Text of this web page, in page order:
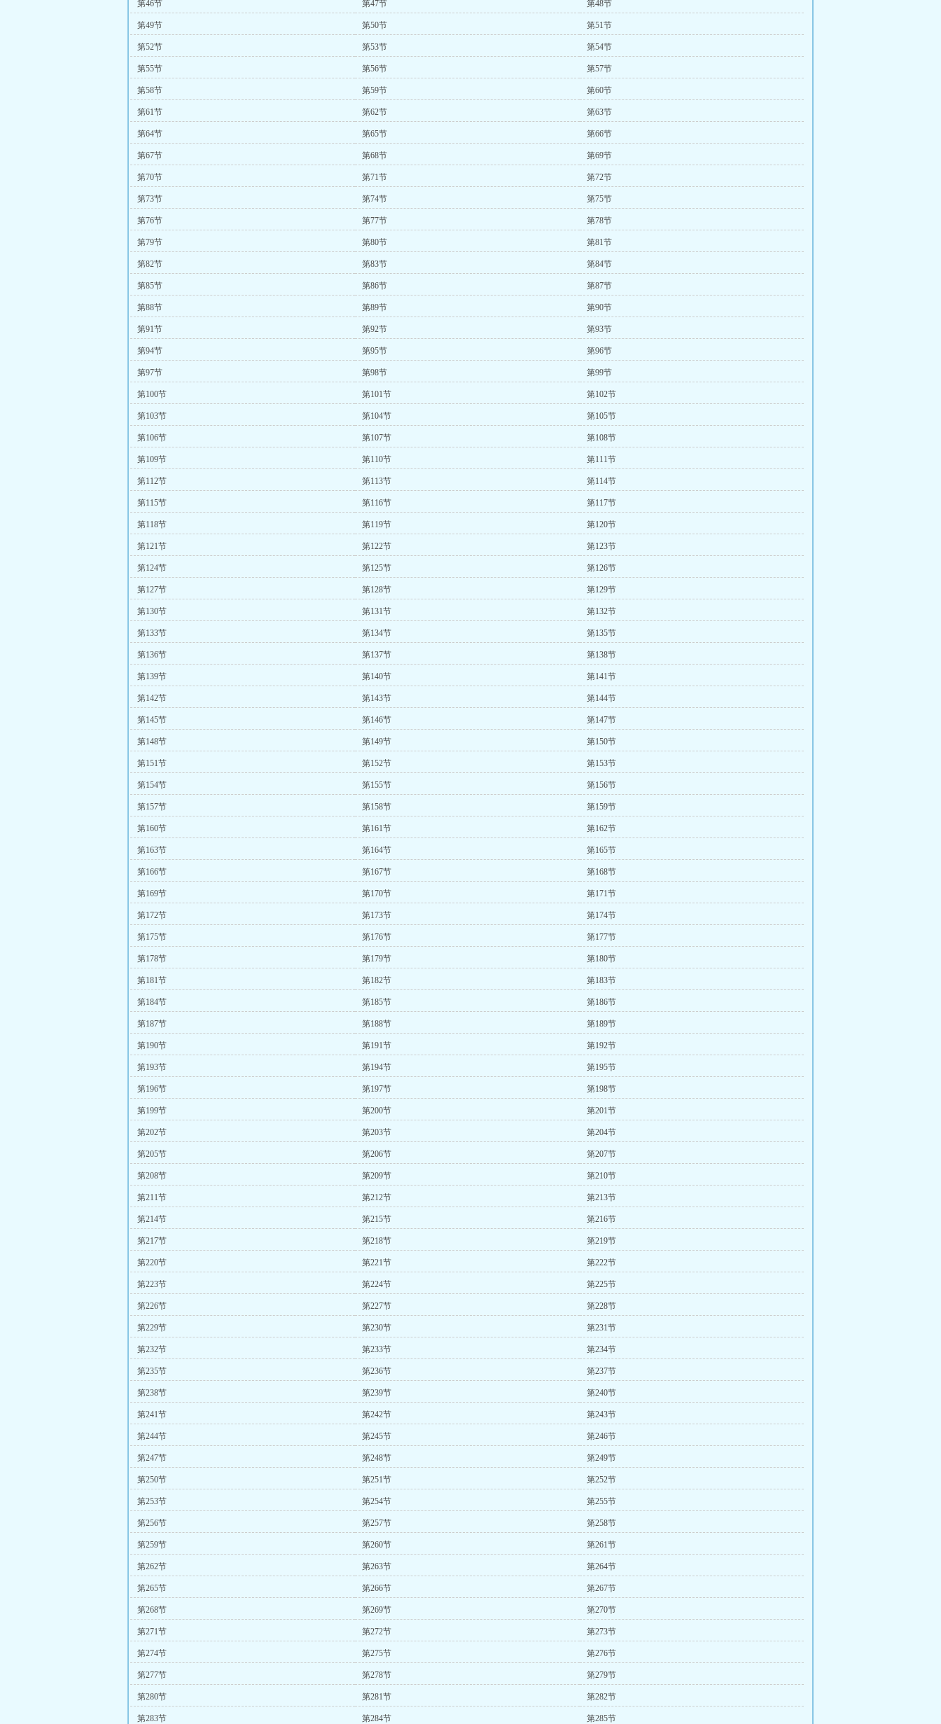
第46节 第47节 第48节
第49节 第50节 第51节
第52节 第53节 第54节
第55节 第56节 第57节
第58节 第59节 第60节
第61节 第62节 第63节
第64节 第65节 第66节
第67节 第68节 第69节
第70节 第71节 第72节
第73节 第74节 第75节
第76节 第77节 第78节
第79节 第80节 第81节
第82节 第83节 第84节
第85节 第86节 第87节
第88节 第89节 第90节
第91节 第92节 第93节
第94节 第95节 第96节
第97节 第98节 第99节
第100节 第101节 第102节
第103节 第104节 第105节
第106节 第107节 第108节
第109节 第110节 第111节
第112节 第113节 第114节
第115节 第116节 第117节
第118节 第119节 第120节
第121节 第122节 第123节
第124节 第125节 第126节
第127节 第128节 第129节
第130节 第131节 第132节
第133节 第134节 第135节
第136节 第137节 第138节
第139节 第140节 第141节
第142节 第143节 第144节
第145节 第146节 第147节
第148节 第149节 第150节
第151节 第152节 第153节
第154节 第155节 第156节
第157节 第158节 第159节
第160节 第161节 第162节
第163节 第164节 第165节
第166节 第167节 第168节
第169节 第170节 第171节
第172节 第173节 第174节
第175节 第176节 第177节
第178节 第179节 第180节
第181节 第182节 第183节
第184节 第185节 第186节
第187节 第188节 第189节
第190节 第191节 第192节
第193节 第194节 第195节
第196节 第197节 第198节
第199节 第200节 第201节
第202节 第203节 第204节
第205节 第206节 第207节
第208节 第209节 第210节
第211节 第212节 第213节
第214节 第215节 第216节
第217节 第218节 第219节
第220节 第221节 第222节
第223节 第224节 第225节
第226节 第227节 第228节
第229节 第230节 第231节
第232节 第233节 第234节
第235节 第236节 第237节
第238节 第239节 第240节
第241节 第242节 第243节
第244节 第245节 第246节
第247节 第248节 第249节
第250节 第251节 第252节
第253节 第254节 第255节
第256节 第257节 第258节
第259节 第260节 第261节
第262节 第263节 第264节
第265节 第266节 第267节
第268节 第269节 第270节
第271节 第272节 第273节
第274节 第275节 第276节
第277节 第278节 第279节
第280节 第281节 第282节
第283节 第284节 第285节